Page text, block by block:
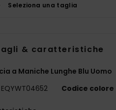
Seleziona una taglia
& caratteristiche
a Maniche Lunghe Blu Uomo
EQYWT04652 Codice colore